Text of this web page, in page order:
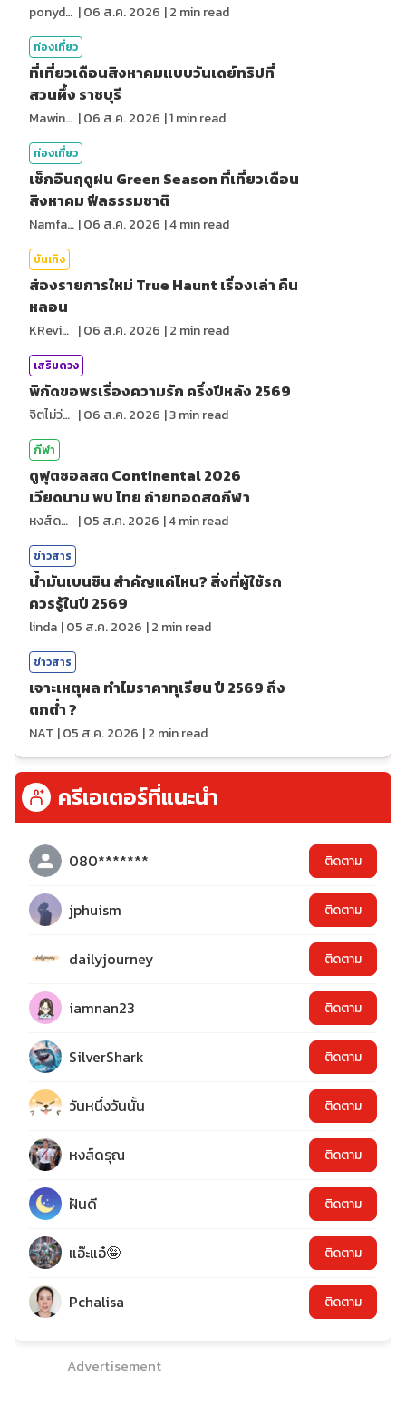
ponydiary |06 ส.ค. 2026 |2 min read
ท่องเที่ยว
ที่เที่ยวเดือนสิงหาคมแบบวันเดย์ทริปที่
สวนผึ้ง ราชบุรี
MawinMatravel |06 ส.ค. 2026 |1min read
ท่องเที่ยว
เช็กอินฤดูฝน Green Season ที่เที่ยวเดือน
สิงหาคม ฟีลธรรมชาติ
NamfahPhupha |06 ส.ค. 2026 |4min read
บันเทิง
ส่องรายการใหม่ True Haunt เรื่องเล่า คืน
หลอน
KReview |06 ส.ค. 2026 |2 min read
เสริมดวง
พิกัดขอพรเรื่องความรัก ครึ่งปีหลัง 2569
จิตไม่ว่าง |06 ส.ค. 2026 |3min read
กีฬา
ดูฟุตซอลสด Continental 2026
เวียดนาม พบ ไทย ถ่ายทอดสดกีฬา
หงส์ดรุณ |05 ส.ค. 2026 |4min read
ข่าวสาร
น้ำมันเบนซิน สำคัญแค่ไหน? สิ่งที่ผู้ใช้รถ
ควรรู้ในปี 2569
linda |05 ส.ค. 2026 |2 min read
ข่าวสาร
เจาะเหตุผล ทำไมราคาทุเรียน ปี 2569 ถึง
ตกต่ำ ?
NAT |05 ส.ค. 2026 |2 min read
ครีเอเตอร์ที่แนะนำ
080******* ติดตาม
jphuism ติดตาม
dailyjourney ติดตาม
iamnan23 ติดตาม
SilverShark ติดตาม
วันหนึ่งวันนั้น ติดตาม
หงส์ดรุณ ติดตาม
ฝันดี ติดตาม
แอ๊ะแอ๋🤪 ติดตาม
Pchalisa ติดตาม
Advertisement